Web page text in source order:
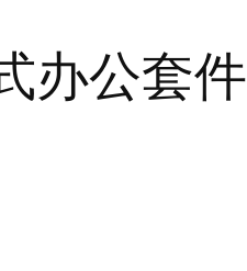
办公套件